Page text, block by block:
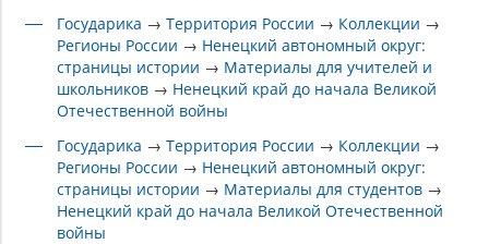
Государика →Территория России → Коллекции →
Регионы России → Ненецкий автономный округ:
страницы истории → Материалы для учителей и
школьников → Ненецкий край до начала Великой
Отечественной войны
Государика →Территория России → Коллекции →
Регионы России → Ненецкий автономный округ:
страницы истории → Материалы для студентов →
Ненецкий край до начала Великой Отечественной
войны